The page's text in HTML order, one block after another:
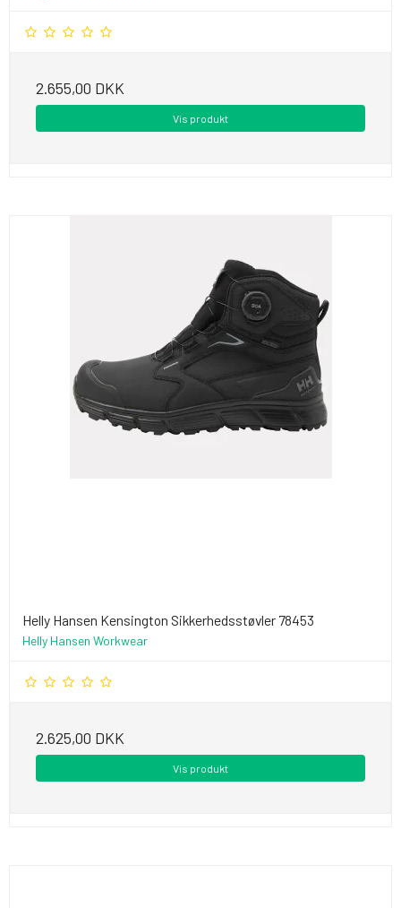
2.655,00 DKK
Vis produkt
Helly Hansen Kensington Sikkerhedsstøvler 78453
Helly Hansen Workwear
2.625,00 DKK
Vis produkt